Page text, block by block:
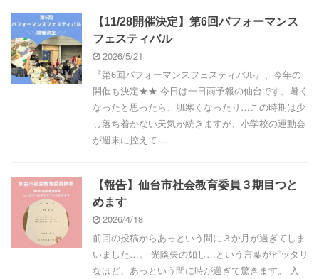
【11/28開催決定】第6回パフォーマンス
フェスティバル
2026/5/21
『第6回パフォーマンスフェスティバル』、今年の
開催も決定★★ 今日は一日雨予報の仙台です。暑く
なったと思ったら、肌寒くなったり…この時期は少
し落ち着かない天気が続きますが、小学校の運動会
が週末に控えて ...
【報告】仙台市社会教育委員３期目つと
めます
2026/4/18
前回の投稿からあっという間に３か月が過ぎてしま
いました…。 光陰矢の如し…という言葉がピッタリ
なほど、あっという間に時が過ぎて驚きます。 入